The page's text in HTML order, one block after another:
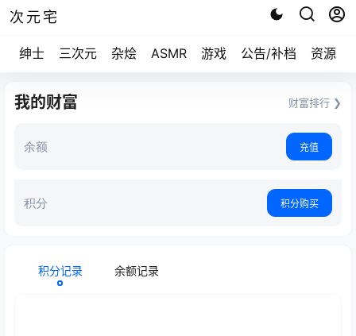
次元宅
绅士 三次元 杂烩 ASMR 游戏 公告/补档 资源求
我的财富 财富排行 ❯
余额 充值
积分 积分购买
积分记录 余额记录